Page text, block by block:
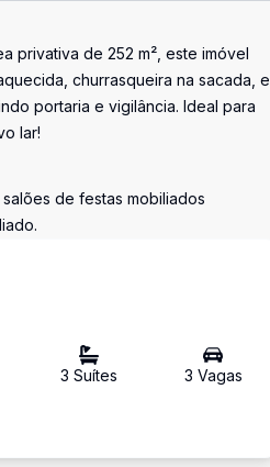
privativa de 252 m², este imóvel
churrasqueira na sacada, e
portaria e vigilância. Ideal para
lar!
de festas mobiliados
3 Suítes 3 Vagas